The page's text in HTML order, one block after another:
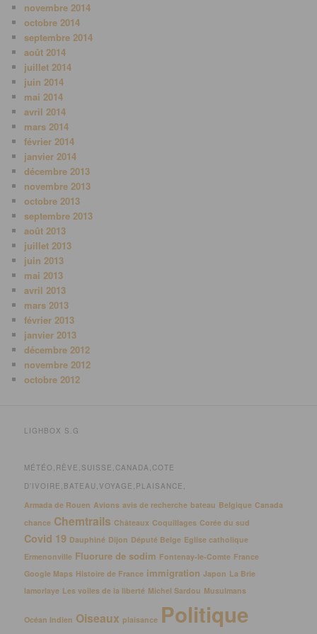
novembre 2014
octobre 2014
septembre 2014
août 2014
juillet 2014
juin 2014
mai 2014
avril 2014
mars 2014
février 2014
janvier 2014
décembre 2013
novembre 2013
octobre 2013
septembre 2013
août 2013
juillet 2013
juin 2013
mai 2013
avril 2013
mars 2013
février 2013
janvier 2013
décembre 2012
novembre 2012
octobre 2012
LIGHBOX S.G
MÉTÉO,RÊVE,SUISSE,CANADA,COTE
D’IVOIRE,BATEAU,VOYAGE,PLAISANCE,
Armada de Rouen Avions avis de recherche bateau Belgique Canada
chance Chemtrails Châteaux Coquillages Corée du sud
Covid 19 Dauphiné Dijon Député Belge Eglise catholique
Ermenonville Fluorure de sodim Fontenay-le-Comte France
Google Maps Histoire de France immigration Japon La Brie
lamorlaye Les voiles de la liberté Michel Sardou Musulmans
Océan Indien Oiseaux plaisance Politique